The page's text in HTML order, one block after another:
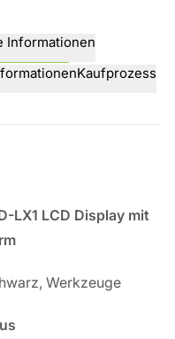
Informationen
Kaufprozess
LX1 LCD Display mit
Werkzeuge